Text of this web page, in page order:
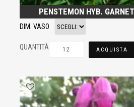
PENSTEMON HYB.
DIM. VASO
QUANTITÀ ACQUISTA